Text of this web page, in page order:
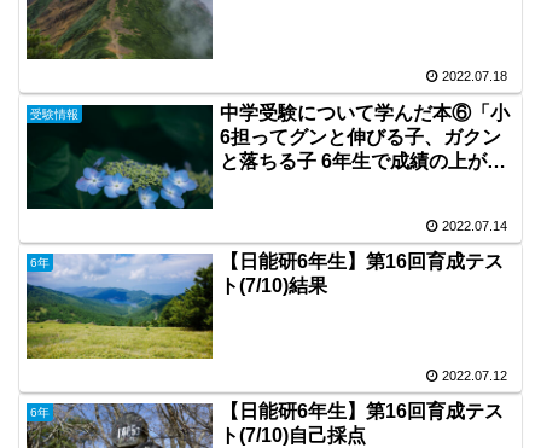
2022.07.18
受験情報
中学受験について学んだ本⑥「小
6担ってグンと伸びる子、ガクン
と落ちる子 6年生で成績の上がる
2022.07.14
6年
【日能研6年生】第16回育成テス
ト(7/10)結果
2022.07.12
6年
【日能研6年生】第16回育成テス
ト(7/10)自己採点